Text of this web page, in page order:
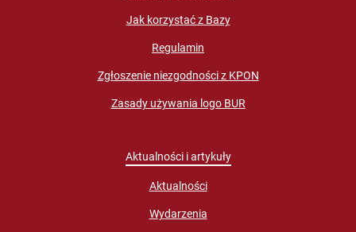
Jak korzystać z Bazy
Regulamin
Zgłoszenie niezgodności z KPON
Zasady używania logo BUR
Aktualności i artykuły
Aktualności
Wydarzenia